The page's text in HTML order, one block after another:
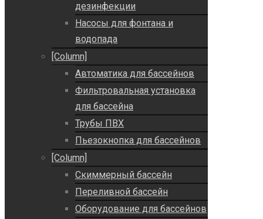
дезинфекции
Насосы для фонтана и
водопада
[Column]
Автоматика для бассейнов
Фильтровальная установка
для бассейна
Трубы ПВХ
Пьезокнопка для бассейнов
[Column]
Скиммерный бассейн
Переливной бассейн
Оборудование для бассейнов